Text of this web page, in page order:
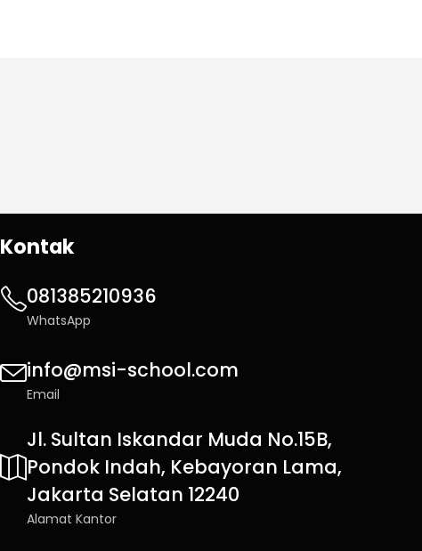
Kontak
081385210936
WhatsApp
info@msi-school.com
Email
Jl. Sultan Iskandar Muda No.15B,
Pondok Indah, Kebayoran Lama,
Jakarta Selatan 12240
Alamat Kantor